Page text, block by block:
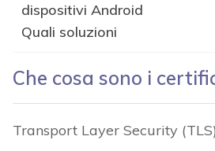
dispositivi Android
Quali soluzioni
Che cosa sono i
Transport Layer Security